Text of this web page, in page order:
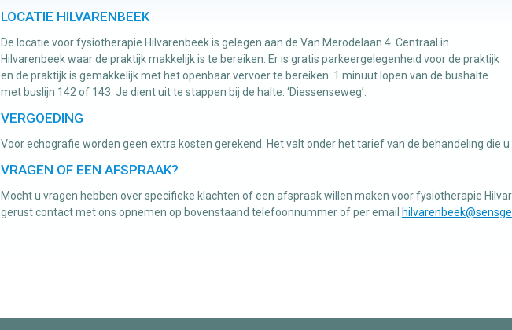
LOCATIE HILVARENBEEK
De locatie voor fysiotherapie Hilvarenbeek is gelegen aan de Van Merodelaan 4. Centraal in
Hilvarenbeek waar de praktijk makkelijk is te bereiken. Er is gratis parkeergelegenheid voor de praktijk
en de praktijk is gemakkelijk met het openbaar vervoer te bereiken: 1 minuut lopen van de bushalte
met buslijn 142 of 143. Je dient uit te stappen bij de halte: ‘Diessenseweg’.
VERGOEDING
Voor echografie worden geen extra kosten gerekend. Het valt onder het tarief van de behandeling die u
VRAGEN OF EEN AFSPRAAK?
Mocht u vragen hebben over specifieke klachten of een afspraak willen maken voor fysiotherapie
gerust contact met ons opnemen op bovenstaand telefoonnummer of per email